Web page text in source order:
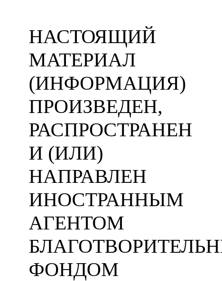
НАСТОЯЩИЙ
МАТЕРИАЛ
(ИНФОРМАЦИЯ)
ПРОИЗВЕДЕН,
РАСПРОСТРАНЕН
И (ИЛИ)
НАПРАВЛЕН
ИНОСТРАННЫМ
АГЕНТОМ
ФОНДОМ